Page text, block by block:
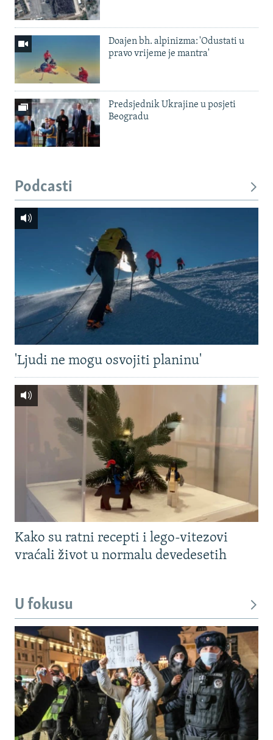
Doajen bh. alpinizma: 'Odustati u
pravo vrijeme je mantra'
Predsjednik Ukrajine u posjeti
Beogradu
Podcasti
'Ljudi ne mogu osvojiti planinu'
Kako su ratni recepti i lego-vitezovi
vraćali život u normalu devedesetih
U fokusu